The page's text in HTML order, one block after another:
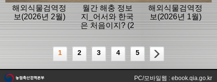
해외식물검역정
보(2026년 2월)
월간 해충 정보
지_어서와 한국
은 처음이지? (2
해외식물검역정
보(2026년 1월)
1 2 3 4 5
PC/모바일웹 : ebook.qia.go.kr